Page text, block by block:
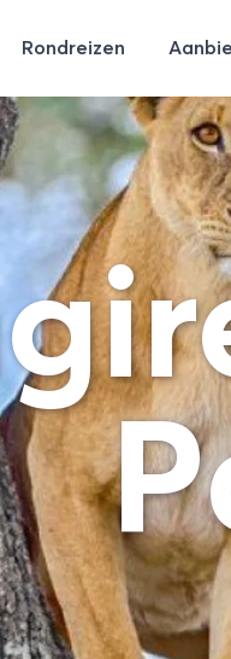
Rondreizen